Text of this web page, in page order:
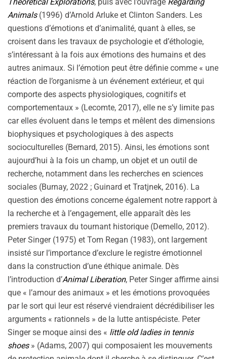
Animals (1996) d’Arnold Arluke et Clinton Sanders. Les
questions d’émotions et d’animalité, quant à elles, se
croisent dans les travaux de psychologie et d’éthologie,
s’intéressant à la fois aux émotions des humains et des
autres animaux. Si l’émotion peut être définie comme « une
réaction de l’organisme à un événement extérieur, et qui
comporte des aspects physiologiques, cognitifs et
comportementaux » (Lecomte, 2017), elle ne s’y limite pas
car elles évoluent dans le temps et mêlent des dimensions
biophysiques et psychologiques à des aspects
socioculturelles (Bernard, 2015). Ainsi, les émotions sont
aujourd’hui à la fois un champ, un objet et un outil de
recherche, notamment dans les recherches en sciences
sociales (Burnay, 2022 ; Guinard et Tratjnek, 2016). La
question des émotions concerne également notre rapport à
la recherche et à l’engagement, elle apparaît dès les
premiers travaux du tournant historique (Demello, 2012).
Peter Singer (1975) et Tom Regan (1983), ont largement
insisté sur l’importance d’exclure le registre émotionnel
dans la construction d’une éthique animale. Dès
l’introduction d’Animal Liberation, Peter Singer affirme ainsi
que « l’amour des animaux » et les émotions provoquées
par le sort qui leur est réservé viendraient décrédibiliser les
arguments « rationnels » de la lutte antispéciste. Peter
Singer se moque ainsi des « little old ladies in tennis
shoes» (Adams, 2007) qui composaient les mouvements